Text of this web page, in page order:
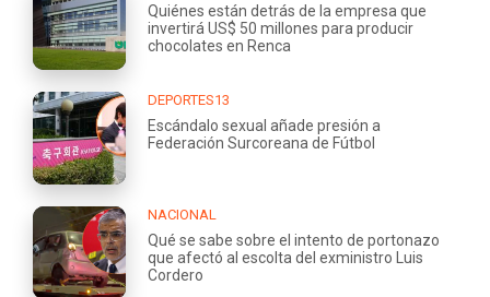
Quiénes están detrás de la empresa que
invertirá US$ 50 millones para producir
chocolates en Renca
DEPORTES13
Escándalo sexual añade presión a
Federación Surcoreana de Fútbol
NACIONAL
Qué se sabe sobre el intento de portonazo
que afectó al escolta del exministro Luis
Cordero